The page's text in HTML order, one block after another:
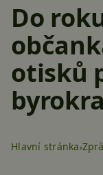
Do
otisků
Hlavní stránka